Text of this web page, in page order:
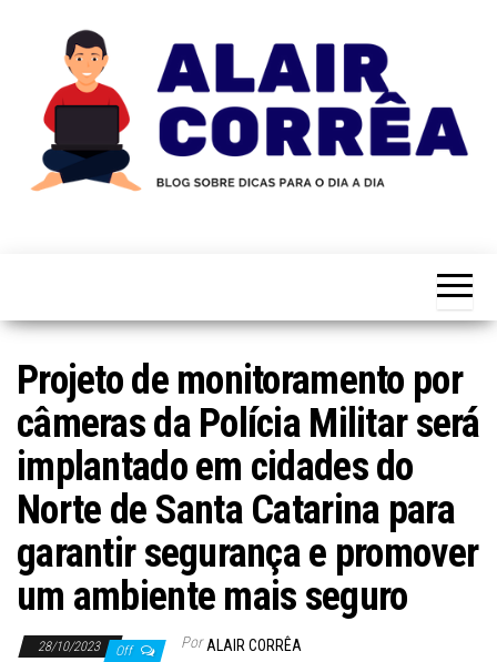
content
Corrêa
Educação e
Projeto de monitoramento por
câmeras da Polícia Militar será
implantado em cidades do
Norte de Santa Catarina para
garantir segurança e promover
um ambiente mais seguro
28/10/2023 Off Por ALAIR CORRÊA